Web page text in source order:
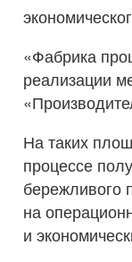
«Фабрика
реализации
На таких
процессе
бережливого
на
и